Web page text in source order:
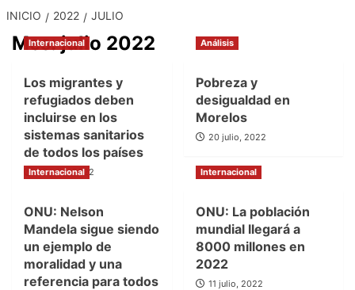
INICIO 2022 JULIO
Mes:julio 2022
Internacional
Los migrantes y
refugiados deben
incluirse en los
sistemas sanitarios
de todos los países
20 julio, 2022
Análisis
Pobreza y
desigualdad en
Morelos
20 julio, 2022
Internacional
ONU: Nelson
Mandela sigue siendo
un ejemplo de
moralidad y una
referencia para todos
Internacional
ONU: La población
mundial llegará a
8000 millones en
2022
11 julio, 2022